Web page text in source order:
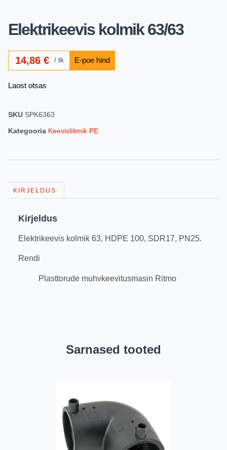
Elektrikeevis kolmik 63/63
14,86€ tk
Laost otsas
SKU SPK6363
Kategooria Keevisliitmik PE
KIRJELDUS
Kirjeldus
Elektrikeevis kolmik 63, HDPE 100, SDR17, PN25.
Rendi
Plasttorude muhvkeevitusmasin Ritmo
Sarnased tooted